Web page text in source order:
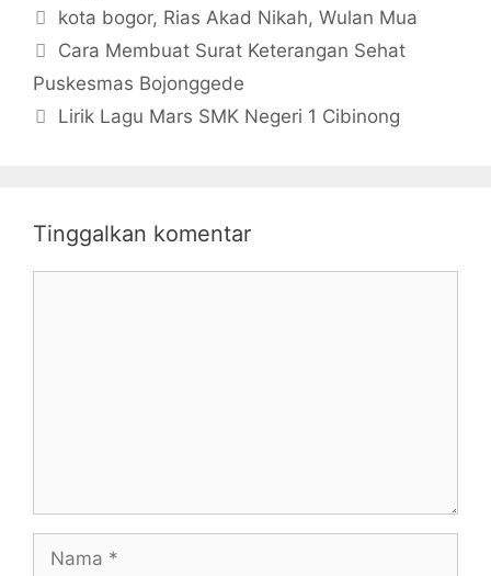
Tag
kota bogor, Rias Akad Nikah,Wulan Mua
Cara Membuat Surat Keterangan Sehat
Puskesmas Bojonggede
Lirik Lagu Mars SMK Negeri 1 Cibinong
Tinggalkan komentar